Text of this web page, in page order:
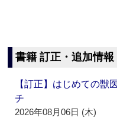
書籍 訂正・追加情報
【訂正】はじめての
チ
2026年08月06日 (木)